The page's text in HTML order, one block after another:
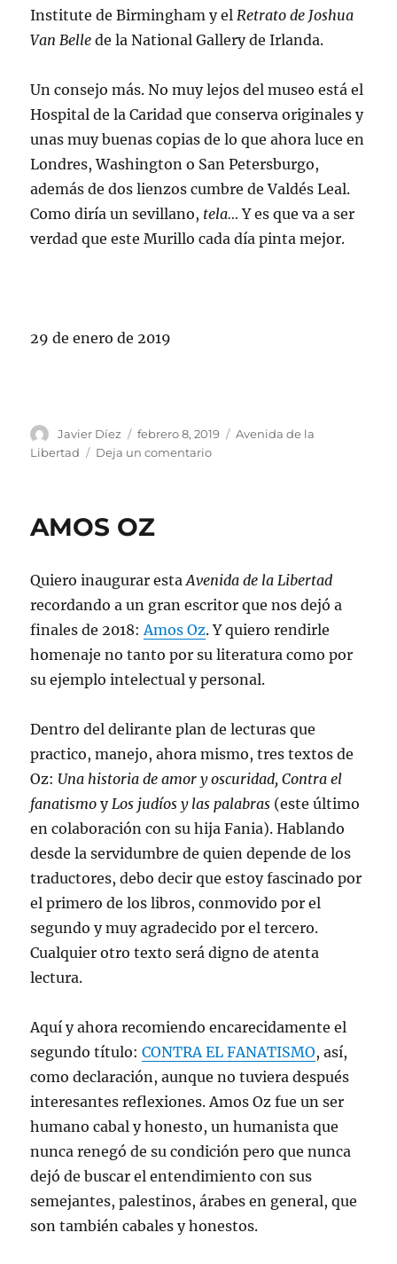
Institute de Birmingham y el Retrato de Joshua
Van Bellede la National Gallery de Irlanda.
Un consejo más. No muy lejos del museo está el
Hospital de la Caridad que conserva originales y
unas muy buenas copias de lo que ahora luce en
Londres, Washington o San Petersburgo,
además de dos lienzos cumbre de Valdés Leal.
Como diría un sevillano, tela…Y es que va a ser
verdad que este Murillo cada día pinta mejor.
29 de enero de 2019
Autor
Javier Díez
Publicado
el
febrero 8, 2019 Categorías
Avenida de la
Libertad
Deja un comentarioen
AMOS OZ
Quiero inaugurar estaAvenida de la Libertad
recordando a un gran escritor que nos dejó a
finales de 2018: Amos Oz. Y quiero rendirle
homenaje no tanto por su literatura como por
su ejemplo intelectual y personal.
Dentro del delirante plan de lecturas que
practico, manejo, ahora mismo, tres textos de
Oz: Una historia de amor y oscuridad, Contra el
fanatismoyLos judíos y las palabras (este último
en colaboración con su hija Fania). Hablando
desde la servidumbre de quien depende de los
traductores, debo decir que estoy fascinado por
el primero de los libros, conmovido por el
segundo y muy agradecido por el tercero.
Cualquier otro texto será digno de atenta
lectura.
Aquí y ahora recomiendo encarecidamente el
segundo título:CONTRA EL FANATISMO, así,
como declaración, aunque no tuviera después
interesantes reflexiones. Amos Oz fue un ser
humano cabal y honesto, un humanista que
nunca renegó de su condición pero que nunca
dejó de buscar el entendimiento con sus
semejantes, palestinos, árabes en general, que
son también cabales y honestos.